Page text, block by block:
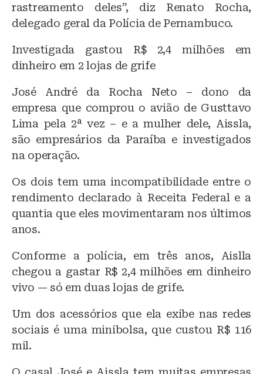
rastreamento deles”, diz Renato Rocha,
delegado geral da Polícia de Pernambuco.
Investigada gastou R$ 2,4 milhões em
dinheiro em 2 lojas de grife
José André da Rocha Neto – dono da
empresa que comprou o avião de Gusttavo
Lima pela 2ª vez – e a mulher dele, Aissla,
são empresários da Paraíba e investigados
na operação.
Os dois tem uma incompatibilidade entre o
rendimento declarado à Receita Federal e a
quantia que eles movimentaram nos últimos
anos.
Conforme a polícia, em três anos, Aislla
chegou a gastar R$ 2,4 milhões em dinheiro
vivo — só em duas lojas de grife.
Um dos acessórios que ela exibe nas redes
sociais é uma minibolsa, que custou R$ 116
mil.